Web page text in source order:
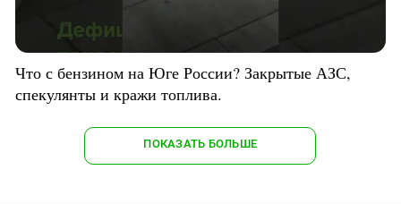
Что с бензином на Юге России? Закрытые АЗС,
спекулянты и кражи топлива.
ПОКАЗАТЬ БОЛЬШЕ